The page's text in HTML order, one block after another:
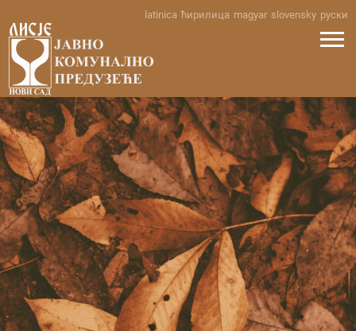
content
latinica ћирилица magyar slovensky руски